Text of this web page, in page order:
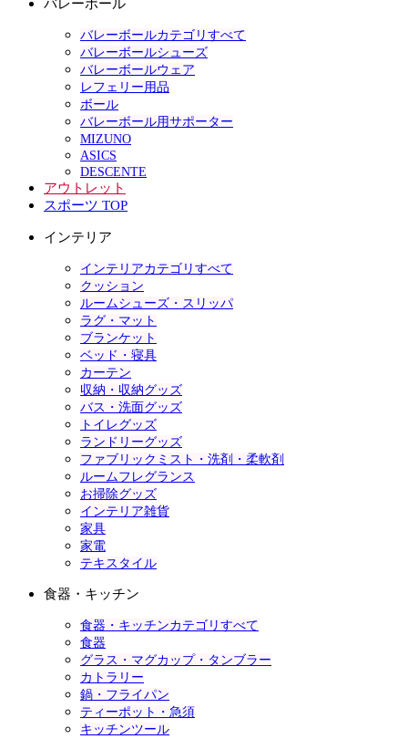
バレーボール
バレーボールカテゴリすべて
バレーボールシューズ
バレーボールウェア
レフェリー用品
ボール
バレーボール用サポーター
MIZUNO
ASICS
DESCENTE
アウトレット
スポーツ TOP
インテリア
インテリアカテゴリすべて
クッション
ルームシューズ・スリッパ
ラグ・マット
ブランケット
ベッド・寝具
カーテン
収納・収納グッズ
バス・洗面グッズ
トイレグッズ
ランドリーグッズ
ファブリックミスト・洗剤・柔軟剤
ルームフレグランス
お掃除グッズ
インテリア雑貨
家具
家電
テキスタイル
食器・キッチン
食器・キッチンカテゴリすべて
食器
グラス・マグカップ・タンブラー
カトラリー
鍋・フライパン
ティーポット・急須
キッチンツール